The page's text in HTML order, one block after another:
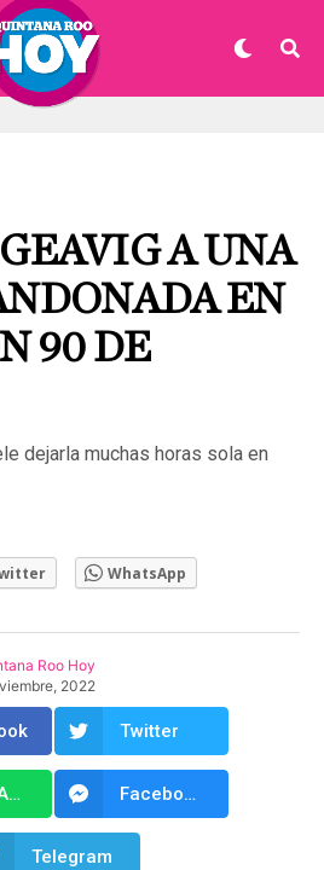
A UNA
EN
90 DE
dejarla muchas horas sola en
WhatsApp
Roo Hoy
2022
Twitter
WhatsApp Facebook Messenger
Telegram